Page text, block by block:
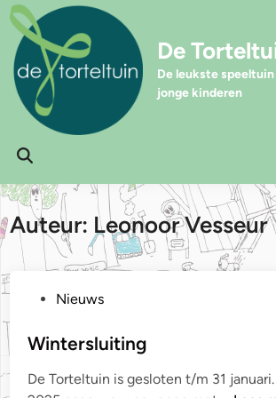
Ga
naar
inhoud
De
De leukste
jonge kinderen
Zoeken
Auteur: Leonoor Vesseur
p
a
Nieuws
Wintersluiting
De Torteltuin is gesloten t/m 31